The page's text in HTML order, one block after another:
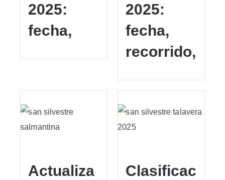
2025:
fecha,
2025:
fecha,
recorrido,
Actualiza
Clasificac